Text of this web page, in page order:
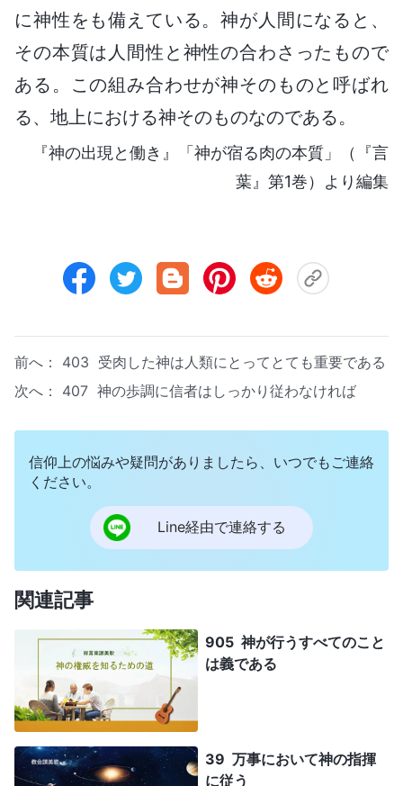
に神性をも備えている。神が人間になると、
その本質は人間性と神性の合わさったもので
ある。この組み合わせが神そのものと呼ばれ
る、地上における神そのものなのである。
『神の出現と働き』「神が宿る肉の本質」（『言
葉』第1巻）より編集
前へ： 403 受肉した神は人類にとってとても重要である
次へ： 407 神の歩調に信者はしっかり従わなければ
信仰上の悩みや疑問がありましたら、いつでもご連絡
ください。
Line経由で連絡する
関連記事
905 神が行うすべてのこと
は義である
39 万事において神の指揮
に従う